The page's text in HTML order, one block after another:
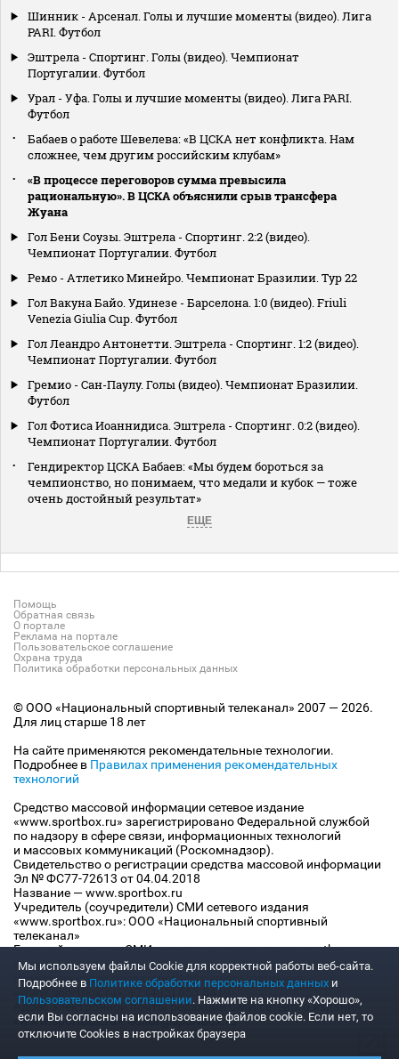
Шинник - Арсенал. Голы и лучшие моменты (видео). Лига
PARI. Футбол
Эштрела - Спортинг. Голы (видео). Чемпионат
Португалии. Футбол
Урал - Уфа. Голы и лучшие моменты (видео). Лига PARI.
Футбол
Бабаев о работе Шевелева: «В ЦСКА нет конфликта. Нам
сложнее, чем другим российским клубам»
«В процессе переговоров сумма превысила
рациональную». В ЦСКА объяснили срыв трансфера
Жуана
Гол Бени Соузы. Эштрела - Спортинг. 2:2 (видео).
Чемпионат Португалии. Футбол
Ремо - Атлетико Минейро. Чемпионат Бразилии. Тур 22
Гол Вакуна Байо. Удинезе - Барселона. 1:0 (видео). Friuli
Venezia Giulia Cup. Футбол
Гол Леандро Антонетти. Эштрела - Спортинг. 1:2 (видео).
Чемпионат Португалии. Футбол
Гремио - Сан-Паулу. Голы (видео). Чемпионат Бразилии.
Футбол
Гол Фотиса Иоаннидиса. Эштрела - Спортинг. 0:2 (видео).
Чемпионат Португалии. Футбол
Гендиректор ЦСКА Бабаев: «Мы будем бороться за
чемпионство, но понимаем, что медали и кубок — тоже
очень достойный результат»
ЕЩЕ
Помощь
Обратная связь
О портале
Реклама на портале
Пользовательское соглашение
Охрана труда
Политика обработки персональных данных
© ООО «Национальный спортивный телеканал» 2007 — 2026.
Для лиц старше 18 лет
На сайте применяются рекомендательные технологии.
Подробнее в Правилах применения рекомендательных
технологий
Средство массовой информации сетевое издание
«www.sportbox.ru» зарегистрировано Федеральной службой
по надзору в сфере связи, информационных технологий
и массовых коммуникаций (Роскомнадзор).
Свидетельство о регистрации средства массовой информации
Эл № ФС77-72613 от 04.04.2018
Название — www.sportbox.ru
Учредитель (соучредители) СМИ сетевого издания
«www.sportbox.ru»: ООО «Национальный спортивный
телеканал»
Главный редактор СМИ сетевого издания «www.sportbox.ru»:
Конов В.А.
Номер телефона редакции СМИ сетевого издания
«www.sportbox.ru»: +7 (495) 653 8419
Адрес электронной почты редакции СМИ сетевого издания
«www.sportbox.ru»: editor@sportbox.ru
Мы используем файлы Сookie для корректной работы веб-сайта.
Подробнее в Политике обработки персональных данных и
Пользовательском соглашении. Нажмите на кнопку «Хорошо»,
если Вы согласны на использование файлов cookie. Если нет, то
отключите Cookies в настройках браузера